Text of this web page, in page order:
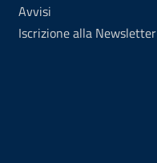
Avvisi
Iscrizione alla Newsletter